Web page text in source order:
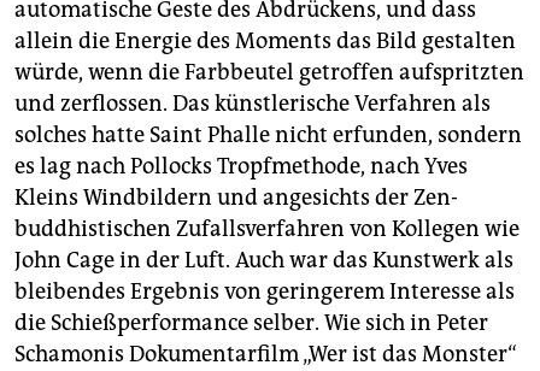
automatische Geste des Abdrückens, und dass
allein die Energie des Moments das Bild gestalten
würde, wenn die Farbbeutel getroffen aufspritzten
und zerflossen. Das künstlerische Verfahren als
solches hatte Saint Phalle nicht erfunden, sondern
es lag nach Pollocks Tropfmethode, nach Yves
Kleins Windbildern und angesichts der Zen-
buddhistischen Zufallsverfahren von Kollegen wie
John Cage in der Luft. Auch war das Kunstwerk als
bleibendes Ergebnis von geringerem Interesse als
die Schießperformance selber. Wie sich in Peter
Schamonis Dokumentarfilm „Wer ist das Monster“